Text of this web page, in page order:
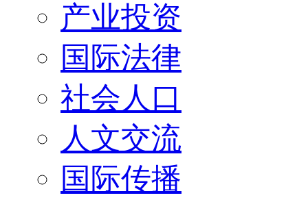
产业投资
国际法律
社会人口
人文交流
国际传播